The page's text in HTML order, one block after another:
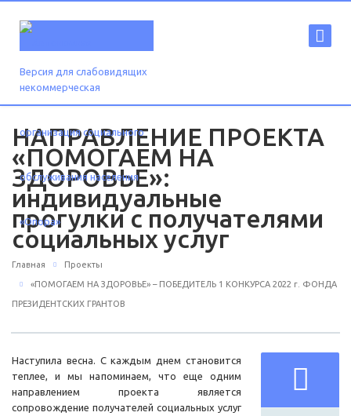
Версия для слабовидящих
НАПРАВЛЕНИЕ ПРОЕКТА
«ПОМОГАЕМ НА
ЗДОРОВЬЕ»:
индивидуальные
прогулки с получателями
социальных услуг
Главная Проекты
«ПОМОГАЕМ НА ЗДОРОВЬЕ» – ПОБЕДИТЕЛЬ 1 КОНКУРСА 2022 г. ФОНДА
ПРЕЗИДЕНТСКИХ ГРАНТОВ
Наступила весна. С каждым днем становится
теплее, и мы напоминаем, что еще одним
направлением проекта является
сопровождение получателей социальных услуг